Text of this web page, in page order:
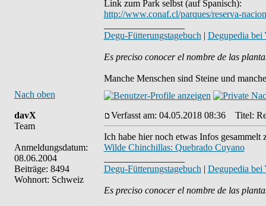
Link zum Park selbst (auf Spanisch):
http://www.conaf.cl/parques/reserva-
Degu-Fütterungstagebuch | Degupedia bei
Es preciso conocer el nombre de las
Manche Menschen sind Steine und
Nach oben
davX
Team
Anmeldungsdatum:
08.06.2004
Beiträge: 8494
Wohnort: Schweiz
Verfasst am: 04.05.2018 08:36 Titel:
Ich habe hier noch etwas Infos
Wilde Chinchillas: Quebrado Cuyano
Degu-Fütterungstagebuch | Degupedia bei
Es preciso conocer el nombre de las